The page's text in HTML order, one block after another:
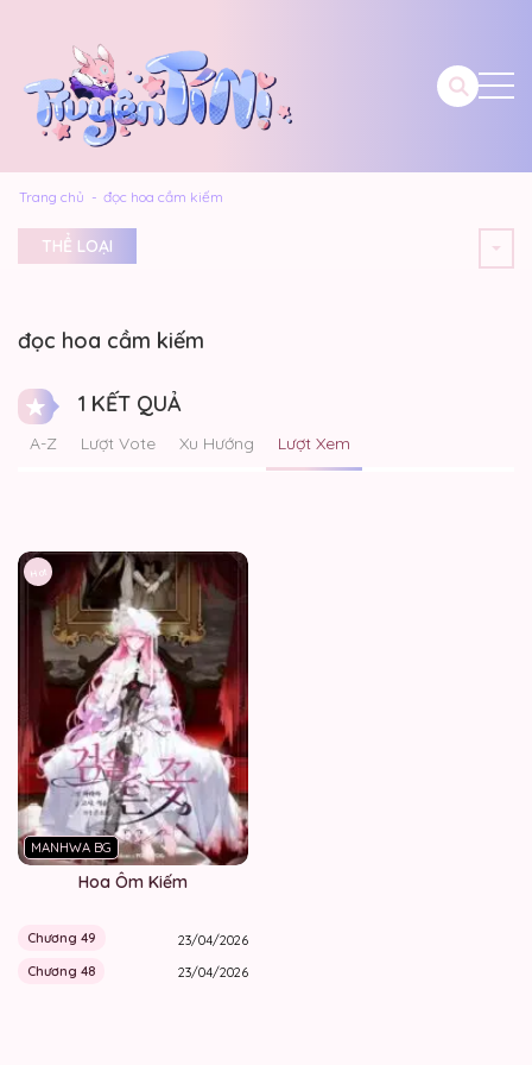
Trang chủ đọc hoa cầm kiếm
THỂ LOẠI
đọc hoa cầm kiếm
1 KẾT QUẢ
A-Z Lượt Vote Xu Hướng Lượt Xem
Hot
MANHWA BG
Hoa Ôm Kiếm
Chương 49
23/04/2026
Chương 48
23/04/2026